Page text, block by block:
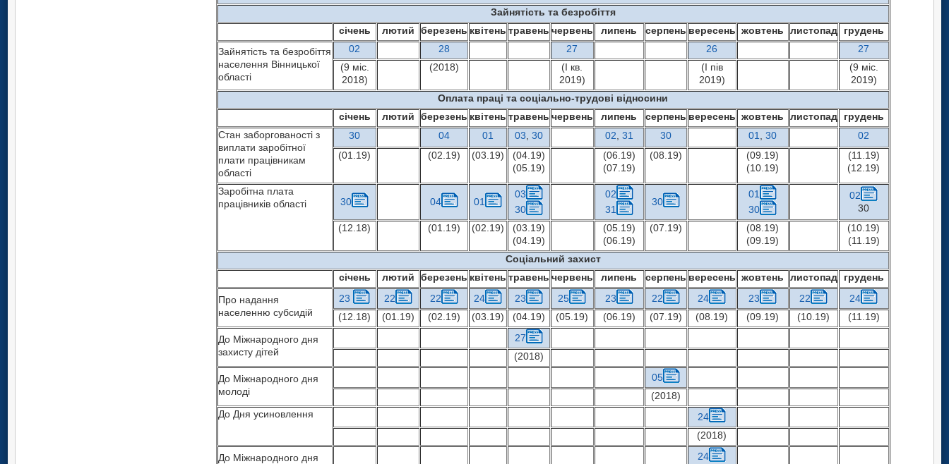
Зайнятість та безробіття
січень
лютий березень квітень травень червень липень серпень вересень жовтень листопад
грудень
Зайнятість та безробіття
населення Вінницької
області
02 28 27 26
27
(9 міс.
2018)
(2018)
(І кв.
2019)
(І пів
2019)
(9 міс.
2019)
Оплата праці та соціально-трудові відносини
січень
лютий березень квітень травень червень липень серпень вересень жовтень листопад
грудень
Стан заборгованості з
виплати заробітної
плати працівникам
області
30 04 01 03 30 02 31 30 01 ,30
02
(01.19)
(02.19) (03.19)
(04.19)
(05.19)
(06.19)
(07.19)
(08.19)
(09.19)
(10.19)
(11.19)
(12.19)
Заробітна плата
працівників області
30 04 01
03
30
02
31
30
01
30
02
30
(12.18)
(01.19) (02.19)
(03.19)
(04.19)
(05.19)
(06.19)
(07.19)
(08.19)
(09.19)
(10.19)
(11.19)
Соціальний захист
січень
лютий березень квітень травень червень липень серпень вересень жовтень листопад
грудень
Про надання
населенню субсидій
23 22 22 24 23 25 23 22 24 23 22
24
(12.18)
(01.19) (02.19) (03.19) (04.19) (05.19) (06.19) (07.19) (08.19) (09.19) (10.19)
(11.19)
До Міжнародного дня
захисту дітей
27
(2018)
До Міжнародного дня
молоді
05
(2018)
До Дня усиновлення
24
(2018)
До Міжнародного дня
24